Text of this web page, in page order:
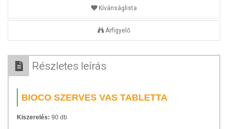
Kívánságlista
Árfigyelő
Részletes leírás
BIOCO SZERVES VAS TABLETTA
Kiszerelés: 90 db